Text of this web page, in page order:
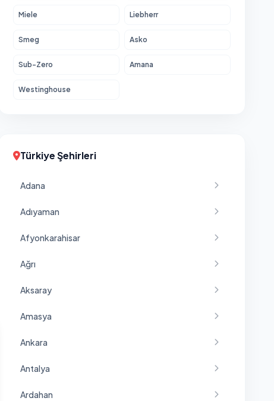
Miele Liebherr
Smeg Asko
Sub-Zero Amana
Westinghouse
Türkiye Şehirleri
Adana
Adıyaman
Afyonkarahisar
Ağrı
Aksaray
Amasya
Ankara
Antalya
Ardahan